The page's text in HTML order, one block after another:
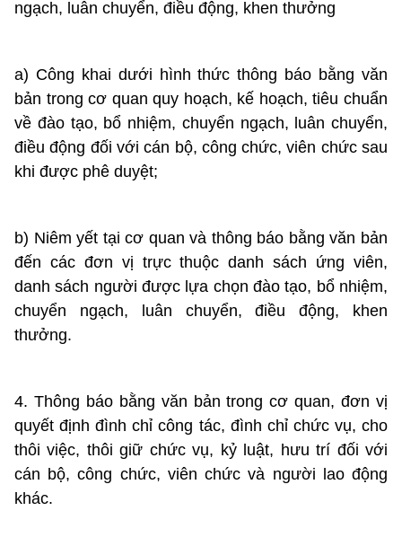
ngạch, luân chuyển, điều động, khen thưởng
a) Công khai dưới hình thức thông báo bằng văn
bản trong cơ quan quy hoạch, kế hoạch, tiêu chuẩn
về đào tạo, bổ nhiệm, chuyển ngạch, luân chuyển,
điều động đối với cán bộ, công chức, viên chức sau
khi được phê duyệt;
b) Niêm yết tại cơ quan và thông báo bằng văn bản
đến các đơn vị trực thuộc danh sách ứng viên,
danh sách người được lựa chọn đào tạo, bổ nhiệm,
chuyển ngạch, luân chuyển, điều động, khen
thưởng.
4. Thông báo bằng văn bản trong cơ quan, đơn vị
quyết định đình chỉ công tác, đình chỉ chức vụ, cho
thôi việc, thôi giữ chức vụ, kỷ luật, hưu trí đối với
cán bộ, công chức, viên chức và người lao động
khác.